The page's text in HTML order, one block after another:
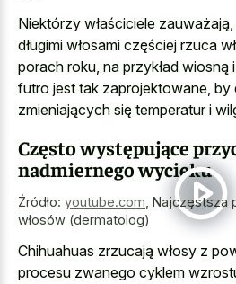
Niektórzy właściciele
długimi włosami częściej rzuca
porach roku, na przykład wiosną
futro jest tak zaprojektowane,
zmieniających się temperatur i
Często występujące
nadmiernego wycieku
Źródło: youtube.com Najczęstsza
włosów (dermatolog)
Chihuahuas zrzucają włosy z
procesu zwanego cyklem